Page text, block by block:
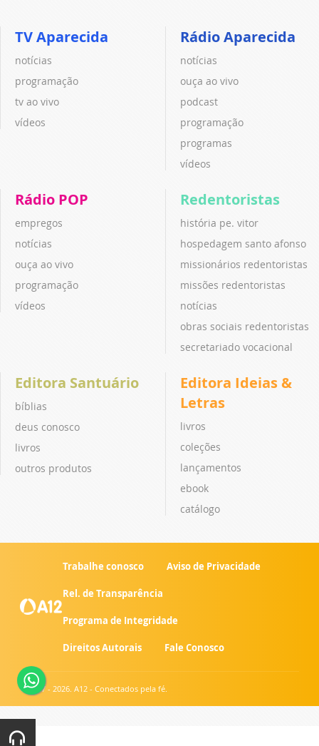
TV Aparecida
notícias
programação
tv ao vivo
vídeos
Rádio Aparecida
notícias
ouça ao vivo
podcast
programação
programas
vídeos
Rádio POP
empregos
notícias
ouça ao vivo
programação
vídeos
Redentoristas
história pe. vitor
hospedagem santo afonso
missionários redentoristas
missões redentoristas
notícias
obras sociais redentoristas
secretariado vocacional
Editora Santuário
bíblias
deus conosco
livros
outros produtos
Editora Ideias &
Letras
livros
coleções
lançamentos
ebook
catálogo
Trabalhe conosco Aviso de Privacidade
Rel. de Transparência
Programa de Integridade
Direitos Autorais Fale Conosco
© 2007 - 2026. A12 - Conectados pela fé.